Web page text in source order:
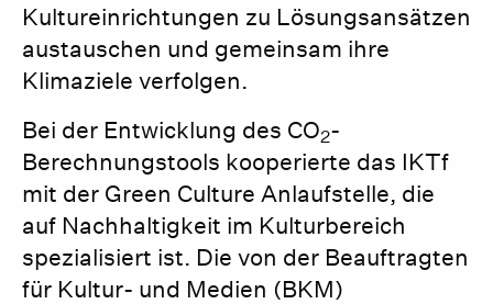
Kultureinrichtungen zu Lösungsansätzen
austauschen und gemeinsam ihre
Klimaziele verfolgen.
Bei der Entwicklung des CO2-
Berechnungstools kooperierte das IKTf
mit der Green Culture Anlaufstelle, die
auf Nachhaltigkeit im Kulturbereich
spezialisiert ist. Die von der Beauftragten
für Kultur- und Medien (BKM)